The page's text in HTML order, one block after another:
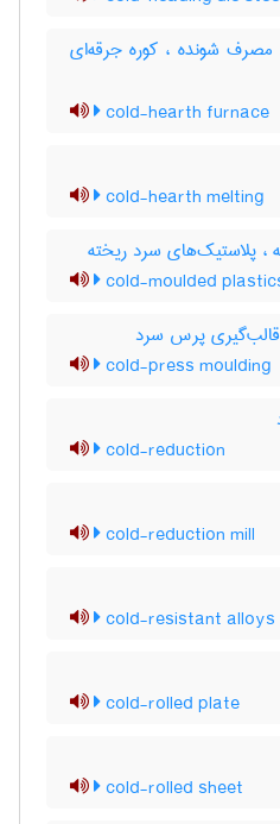
مصرف شونده ، کوره جرقه‌ای
cold-hearth furnace
cold-hearth melting
، پلاستیک‌های سرد ریخته
cold-moulded
پرس سرد
cold-press moulding
cold-reduction
cold-reduction mill
cold-resistant alloys
cold-rolled plate
cold-rolled sheet